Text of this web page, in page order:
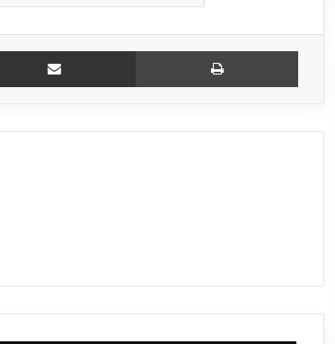
Compartir via email Imprimir